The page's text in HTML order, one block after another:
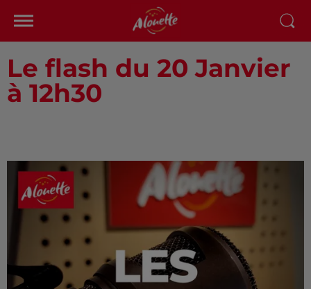
Le flash du 20 Janvier
à 12h30